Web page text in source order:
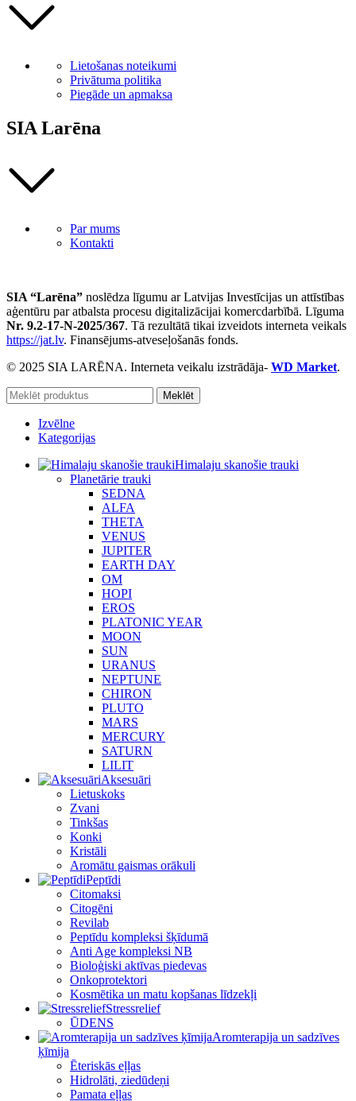
Lietošanas noteikumi
Privātuma politika
Piegāde un apmaksa
SIA Larēna
Par mums
Kontakti
SIA “Larēna” noslēdza līgumu ar Latvijas Investīcijas un attīstības
aģentūru par atbalsta procesu digitalizācijai komercdarbībā. Līguma
Nr. 9.2-17-N-2025/367. Tā rezultātā tikai izveidots interneta veikals
https://jat.lv. Finansējums-atveseļošanās fonds.
© 2025 SIA LARĒNA. Interneta veikalu izstrādāja- WD Market.
Meklēt
Izvēlne
Kategorijas
Himalaju skanošie trauki
Planetārie trauki
SEDNA
ALFA
THETA
VENUS
JUPITER
EARTH DAY
OM
HOPI
EROS
PLATONIC YEAR
MOON
SUN
URANUS
NEPTUNE
CHIRON
PLUTO
MARS
MERCURY
SATURN
LILIT
Aksesuāri
Lietuskoks
Zvani
Tinkšas
Konki
Kristāli
Aromātu gaismas orākuli
Peptīdi
Citomaksi
Citogēni
Revilab
Peptīdu kompleksi šķīdumā
Anti Age kompleksi NB
Bioloģiski aktīvas piedevas
Onkoprotektori
Kosmētika un matu kopšanas līdzekļi
Stressrelief
ŪDENS
Aromterapija un sadzīves
ķīmija
Ēteriskās eļļas
Hidrolāti, ziedūdeņi
Pamata eļļas